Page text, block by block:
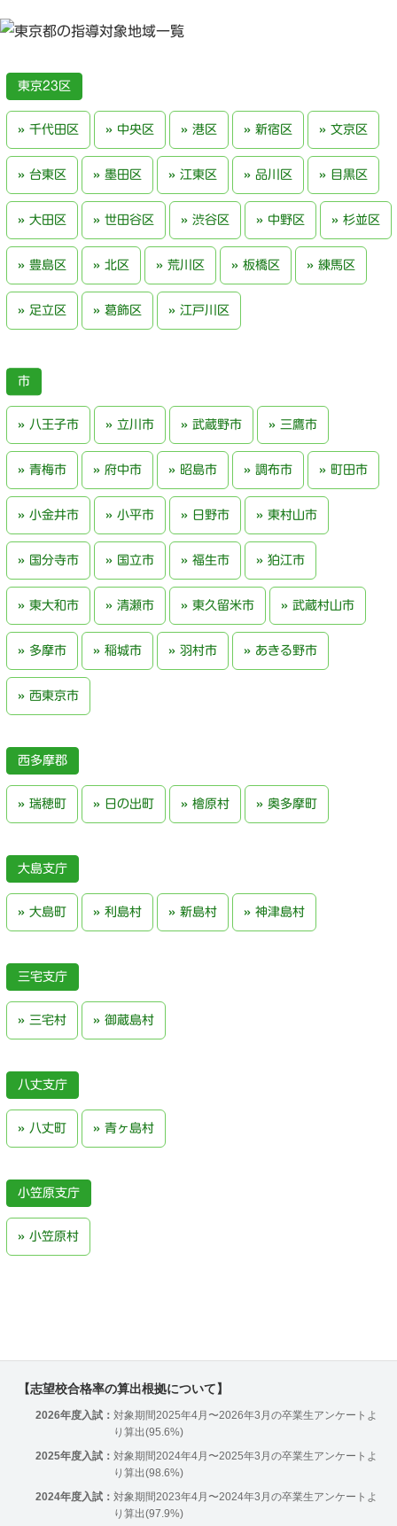
東京23区
千代田区 中央区 港区 新宿区 文京区
台東区 墨田区 江東区 品川区 目黒区
大田区 世田谷区 渋谷区 中野区 杉並区
豊島区 北区 荒川区 板橋区 練馬区
足立区 葛飾区 江戸川区
八王子市 立川市 武蔵野市 三鷹市
青梅市 府中市 昭島市 調布市 町田市
小金井市 小平市 日野市 東村山市
国分寺市 国立市 福生市 狛江市
東大和市 清瀬市 東久留米市 武蔵村山市
多摩市 稲城市 羽村市 あきる野市
西東京市
西多摩郡
瑞穂町 日の出町 檜原村 奥多摩町
大島支庁
大島町 利島村 新島村 神津島村
三宅支庁
三宅村 御蔵島村
八丈支庁
八丈町 青ヶ島村
小笠原支庁
小笠原村
【志望校合格率の算出根拠について】
2026年度入試： 対象期間2025年4月〜2026年3月の卒業生アンケートよ
り算出(95.6%)
2025年度入試： 対象期間2024年4月〜2025年3月の卒業生アンケートよ
り算出(98.6%)
2024年度入試： 対象期間2023年4月〜2024年3月の卒業生アンケートよ
り算出(97.9%)